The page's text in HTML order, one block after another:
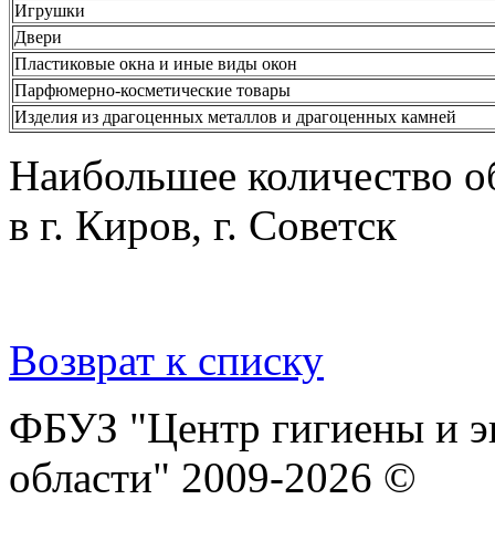
Игрушки
Двери
Пластиковые окна и иные виды окон
Парфюмерно-косметические товары
Изделия из драгоценных металлов и драгоценных камней
Наибольшее количество
в г. Киров, г. Советск
Возврат к списку
ФБУЗ "Центр гигиены и
области" 2009-2026 ©